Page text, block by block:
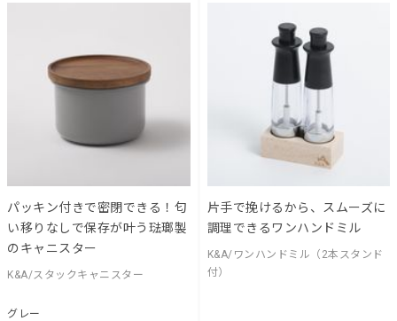
パッキン付きで密閉できる！匂
い移りなしで保存が叶う琺瑯製
のキャニスター
K&A/スタックキャニスター
グレー
片手で挽けるから、スムーズに
調理できるワンハンドミル
K&A/ワンハンドミル（2本スタンド
付）